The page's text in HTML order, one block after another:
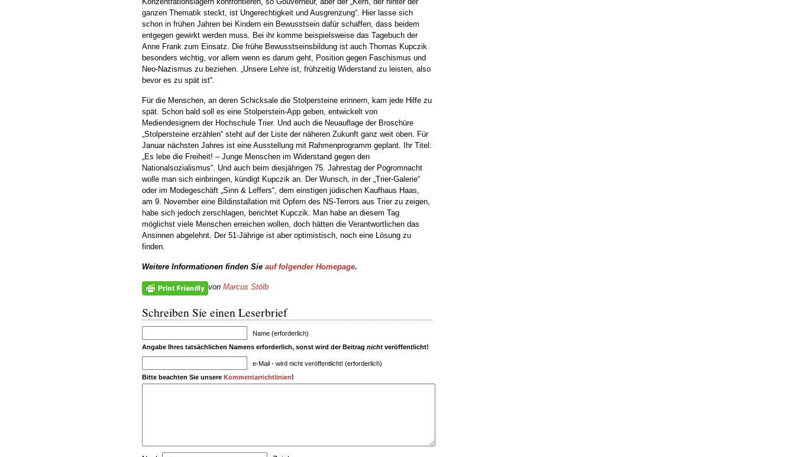
ganzen Thematik steckt, ist Ungerechtigkeit und Ausgrenzung“. Hier lasse sich
schon in frühen Jahren bei Kindern ein Bewusstsein dafür schaffen, dass beidem
entgegen gewirkt werden muss. Bei ihr komme beispielsweise das Tagebuch der
Anne Frank zum Einsatz. Die frühe Bewusstseinsbildung ist auch Thomas Kupczik
besonders wichtig, vor allem wenn es darum geht, Position gegen Faschismus und
Neo-Nazismus zu beziehen. „Unsere Lehre ist, frühzeitig Widerstand zu leisten, also
bevor es zu spät ist“.
Für die Menschen, an deren Schicksale die Stolpersteine erinnern, kam jede Hilfe zu
spät. Schon bald soll es eine Stolperstein-App geben, entwickelt von
Mediendesignern der Hochschule Trier. Und auch die Neuauflage der Broschüre
„Stolpersteine erzählen“ steht auf der Liste der näheren Zukunft ganz weit oben. Für
Januar nächsten Jahres ist eine Ausstellung mit Rahmenprogramm geplant. Ihr Titel:
„Es lebe die Freiheit! – Junge Menschen im Widerstand gegen den
Nationalsozialismus“. Und auch beim diesjährigen 75. Jahrestag der Pogromnacht
wolle man sich einbringen, kündigt Kupczik an. Der Wunsch, in der „Trier-Galerie“
oder im Modegeschäft „Sinn & Leffers“, dem einstigen jüdischen Kaufhaus Haas,
am 9. November eine Bildinstallation mit Opfern des NS-Terrors aus Trier zu zeigen,
habe sich jedoch zerschlagen, berichtet Kupczik. Man habe an diesem Tag
möglichst viele Menschen erreichen wollen, doch hätten die Verantwortlichen das
Ansinnen abgelehnt. Der 51-Jährige ist aber optimistisch, noch eine Lösung zu
finden.
Weitere Informationen finden Sie auf folgender Homepage.
von Marcus Stölb
Schreiben Sie einen Leserbrief
Name (erforderlich)
Angabe Ihres tatsächlichen Namens erforderlich, sonst wird der Beitrag nicht veröffentlicht!
e-Mail - wird nicht veröffentlicht! (erforderlich)
Bitte beachten Sie unsere Kommentarrichtlinien!